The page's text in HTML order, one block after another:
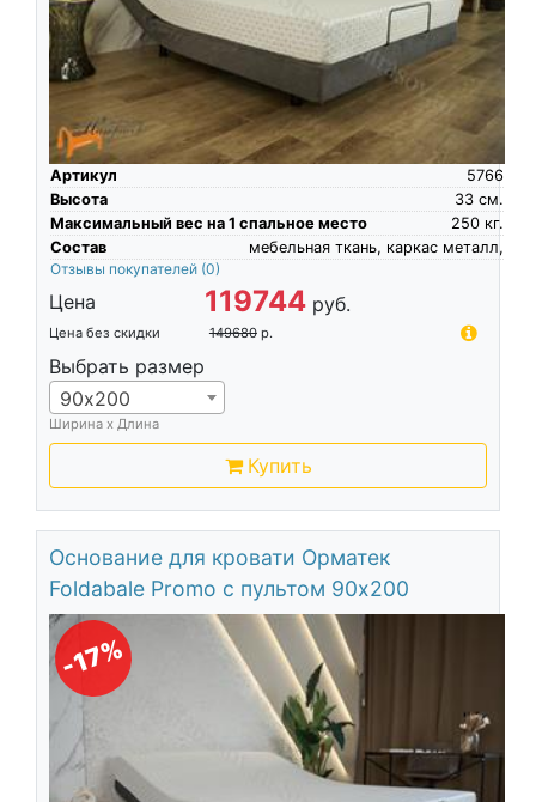
Артикул
5766
Высота
см.
33
Максимальный вес на 1 спальное место
кг.
250
Состав
мебельная ткань, каркас металл,
Отзывы покупателей (0)
Цена 119744 руб.
Цена без скидки 149680 р.
Выбрать размер
90х200
Ширина х Длина
Купить
Основание для кровати Орматек
Foldabale Promo с пультом 90х200
-17%